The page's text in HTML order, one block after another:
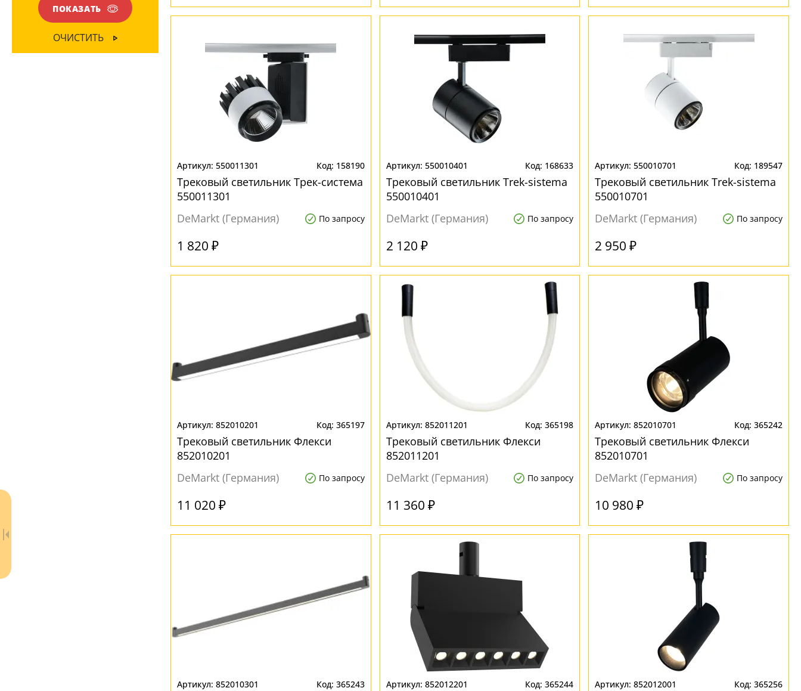
550011301 158190
Трековый светильник Трек-система
550011301
DeMarkt (Германия)
По запросу
1 820 ₽
550010401 168633
Трековый светильник Trek-sistema
550010401
DeMarkt (Германия)
По запросу
2 120 ₽
550010701 189547
Трековый светильник Trek-sistema
550010701
DeMarkt (Германия)
По запросу
2 950 ₽
852010201 365197
Трековый светильник Флекси
852010201
DeMarkt (Германия)
По запросу
11 020 ₽
852011201 365198
Трековый светильник Флекси
852011201
DeMarkt (Германия)
По запросу
11 360 ₽
852010701 365242
Трековый светильник Флекси
852010701
DeMarkt (Германия)
По запросу
10 980 ₽
852010301 365243 852012201 365244 852012001 365256
ЦВЕТ ПЛАФОНОВ
ПОКАЗАТЬ
ОЧИСТИТЬ